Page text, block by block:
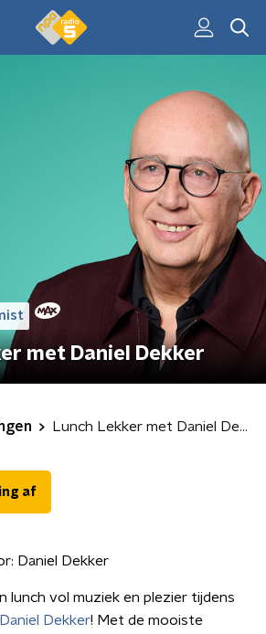
met Daniel Dekker
Lunch Lekker met Daniel Dekker
af
Daniel Dekker
lunch vol muziek en plezier tijdens
Dekker! Met de mooiste